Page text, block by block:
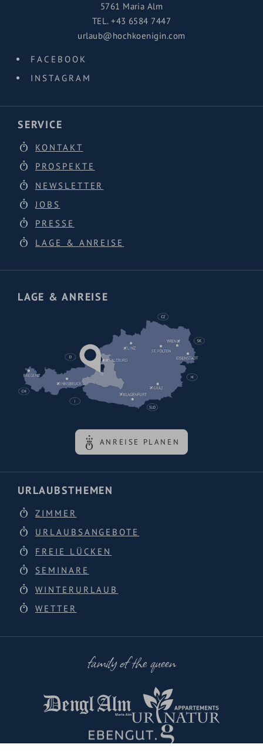
5761 Maria Alm
TEL.+43 6584 7447
urlaub@hochkoenigin.com
FACEBOOK
INSTAGRAM
SERVICE
KONTAKT
PROSPEKTE
NEWSLETTER
JOBS
PRESSE
LAGE & ANREISE
LAGE & ANREISE
ANREISE PLANEN
URLAUBSTHEMEN
ZIMMER
URLAUBSANGEBOTE
FREIE LÜCKEN
SEMINARE
WINTERURLAUB
WETTER
family of the queen